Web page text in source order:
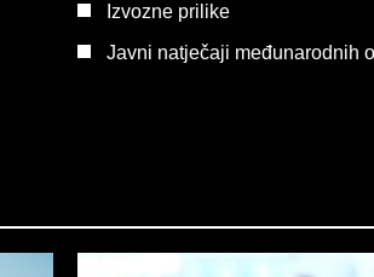
Izvozne prilike
Javni natječaji međunarodnih